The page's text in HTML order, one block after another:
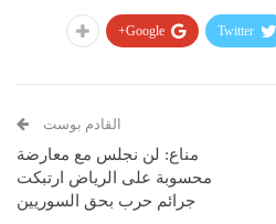
Twitter
Google+
القادم بوست
مناع: لن نجلس مع معارضة
محسوبة على الرياض ارتبكت
جرائم حرب بحق السوريين